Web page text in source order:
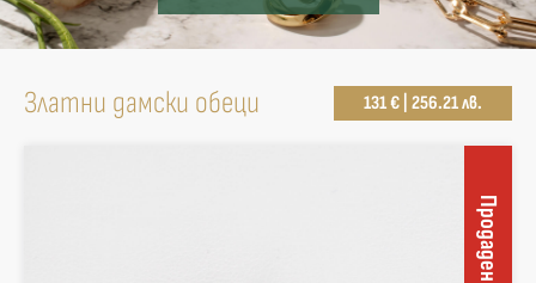
Златни дамски обеци 131 € | 256.21 лв.
Продаден